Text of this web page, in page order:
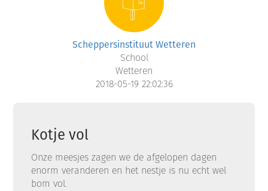
Scheppersinstituut Wetteren
School
Wetteren
2018-05-19 22:02:36
Kotje vol
Onze meesjes zagen we de afgelopen dagen
enorm veranderen en het nestje is nu echt wel
bom vol.